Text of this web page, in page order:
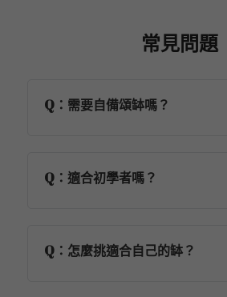
常見問題
Q：需要自備頌缽嗎？
Q：適合初學者嗎？
Q：怎麼挑適合自己的缽？